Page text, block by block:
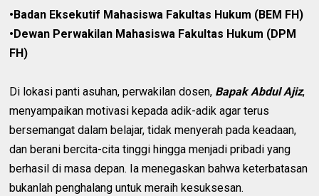
•Badan Eksekutif Mahasiswa Fakultas Hukum (BEM FH)
•Dewan Perwakilan Mahasiswa Fakultas Hukum (DPM
FH)
Di lokasi panti asuhan, perwakilan dosen, Bapak Abdul Ajiz,
menyampaikan motivasi kepada adik-adik agar terus
bersemangat dalam belajar, tidak menyerah pada keadaan,
dan berani bercita-cita tinggi hingga menjadi pribadi yang
berhasil di masa depan. Ia menegaskan bahwa keterbatasan
bukanlah penghalang untuk meraih kesuksesan.